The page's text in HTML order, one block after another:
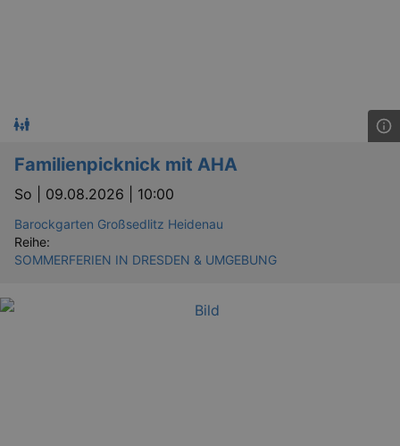
Familienpicknick mit AHA
So | 09.08.2026 | 10:00
Barockgarten Großsedlitz Heidenau
Reihe:
SOMMERFERIEN IN DRESDEN & UMGEBUNG